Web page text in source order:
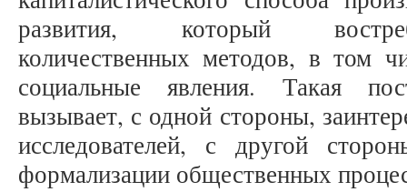
развития, который
количественных методов, в том
социальные явления. Такая
вызывает, с одной стороны,
исследователей, с другой
формализации общественных